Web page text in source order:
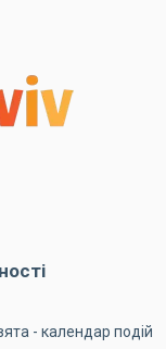
- календар подій